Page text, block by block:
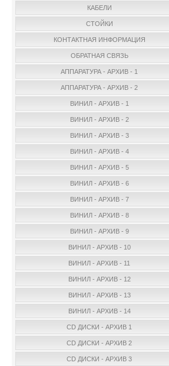
КАБЕЛИ
СТОЙКИ
КОНТАКТНАЯ ИНФОРМАЦИЯ
ОБРАТНАЯ СВЯЗЬ
АППАРАТУРА - АРХИВ - 1
АППАРАТУРА - АРХИВ - 2
ВИНИЛ - АРХИВ - 1
ВИНИЛ - АРХИВ - 2
ВИНИЛ - АРХИВ - 3
ВИНИЛ - АРХИВ - 4
ВИНИЛ - АРХИВ - 5
ВИНИЛ - АРХИВ - 6
ВИНИЛ - АРХИВ - 7
ВИНИЛ - АРХИВ - 8
ВИНИЛ - АРХИВ - 9
ВИНИЛ - АРХИВ - 10
ВИНИЛ - АРХИВ - 11
ВИНИЛ - АРХИВ - 12
ВИНИЛ - АРХИВ - 13
ВИНИЛ - АРХИВ - 14
CD ДИСКИ - АРХИВ 1
CD ДИСКИ - АРХИВ 2
CD ДИСКИ - АРХИВ 3